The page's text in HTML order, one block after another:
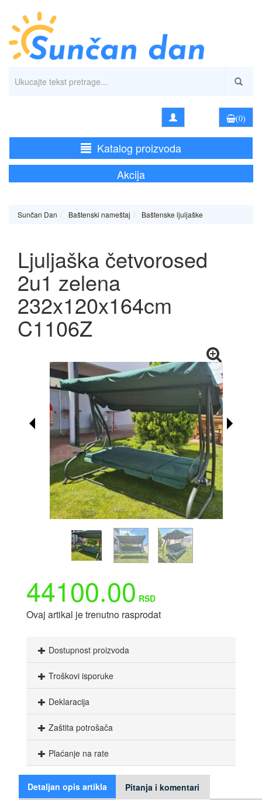
(0)
Katalog proizvoda
Akcija
Sunčan Dan Baštenski nameštaj Baštenske ljuljaške
Ljuljaška četvorosed
2u1 zelena
232x120x164cm
C1106Z
44100.00 RSD
Ovaj artikal je trenutno rasprodat
Dostupnost proizvoda
Troškovi isporuke
Deklaracija
Zaštita potrošača
Plaćanje na rate
Detaljan opis artikla Pitanja i komentari